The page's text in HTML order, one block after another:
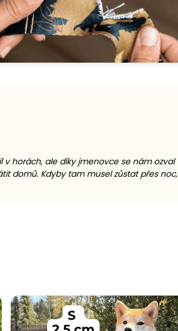
v horách, ale díky jmenovce se nám ozval
domů. Kdyby tam musel zůstat přes noc,